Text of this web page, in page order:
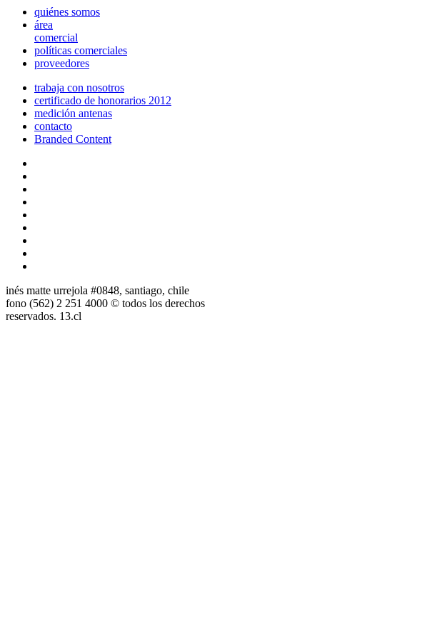
quiénes somos
área
comercial
políticas comerciales
proveedores
trabaja con nosotros
certificado de honorarios 2012
medición antenas
contacto
Branded Content
inés matte urrejola #0848, santiago, chile
fono (562) 2 251 4000 © todos los derechos
reservados. 13.cl